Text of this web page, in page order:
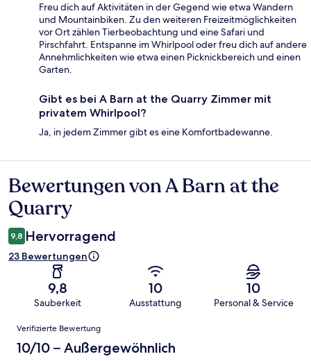
Freu dich auf Aktivitäten in der Gegend wie etwa Wandern
und Mountainbiken. Zu den weiteren Freizeitmöglichkeiten
vor Ort zählen Tierbeobachtung und eine Safari und
Pirschfahrt. Entspanne im Whirlpool oder freu dich auf andere
Annehmlichkeiten wie etwa einen Picknickbereich und einen
Garten.
Gibt es bei A Barn at the Quarry Zimmer mit
privatem Whirlpool?
Ja, in jedem Zimmer gibt es eine Komfortbadewanne.
Bewertungen
Bewertungen von A Barn at the
Quarry
9,8 Hervorragend
23 Bewertungen
9,8
Sauberkeit
10
Ausstattung
10
Personal & Service
Bewertungen
Verifizierte Bewertung
10/10 – Außergewöhnlich